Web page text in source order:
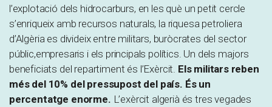
l’explotació dels hidrocarburs, en les què un petit cercle
s’enriqueix amb recursos naturals, la riquesa petroliera
d’Algèria es divideix entre militars, buròcrates del sector
públic,empresaris i els principals polítics. Un dels majors
beneficiats del repartiment és l’Exèrcit. Els militars reben
més del 10% del pressupost del país. És un
percentatge enorme. L’exèrcit algerià és tres vegades